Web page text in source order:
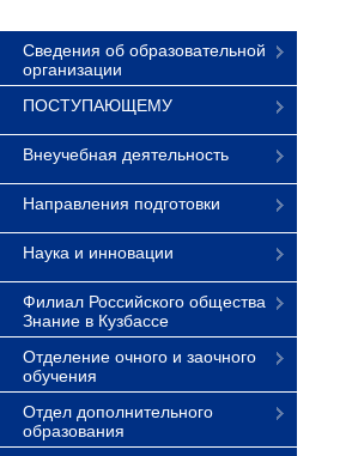
Сведения об образовательной
организации
ПОСТУПАЮЩЕМУ
Внеучебная деятельность
Направления подготовки
Наука и инновации
Филиал Российского общества
Знание в Кузбассе
Отделение очного и заочного
обучения
Отдел дополнительного
образования